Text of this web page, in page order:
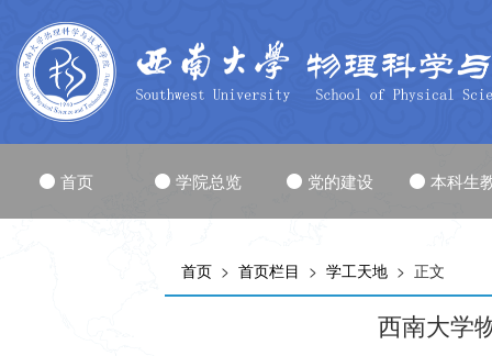
首页 学院总览 党的建设 本科生
首页 > 首页栏目 > 学工天地 > 正文
西南大学